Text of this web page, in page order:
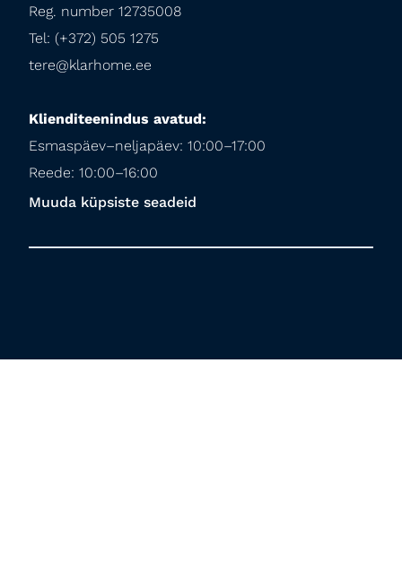
Reg. number 12735008
Tel: (+372) 505 1275
tere@klarhome.ee
Klienditeenindus avatud:
Esmaspäev–neljapäev: 10:00–17:00
Reede: 10:00–16:00
Muuda küpsiste seadeid